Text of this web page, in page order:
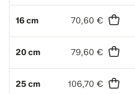
16 cm 70,60 €
20 cm 79,60 €
25 cm 106,70 €